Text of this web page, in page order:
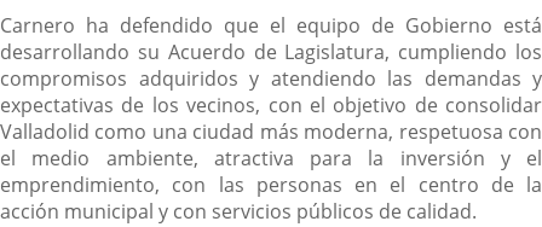
Carnero ha defendido que el equipo de Gobierno está
desarrollando su Acuerdo de Lagislatura, cumpliendo los
compromisos adquiridos y atendiendo las demandas y
expectativas de los vecinos, con el objetivo de consolidar
Valladolid como una ciudad más moderna, respetuosa con
el medio ambiente, atractiva para la inversión y el
emprendimiento, con las personas en el centro de la
acción municipal y con servicios públicos de calidad.